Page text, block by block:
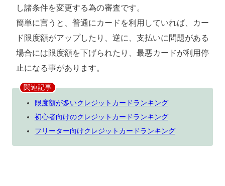
し諸条件を変更する為の審査です。
簡単に言うと、普通にカードを利用していれば、カー
ド限度額がアップしたり、逆に、支払いに問題がある
場合には限度額を下げられたり、最悪カードが利用停
止になる事があります。
関連記事
限度額が多いクレジットカードランキング
初心者向けのクレジットカードランキング
フリーター向けクレジットカードランキング